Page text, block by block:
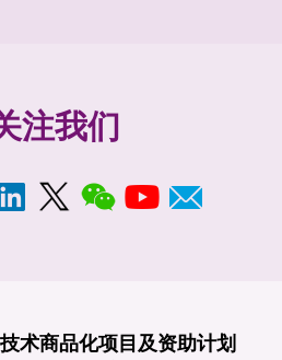
注我们
技术商品化项目及资助计划